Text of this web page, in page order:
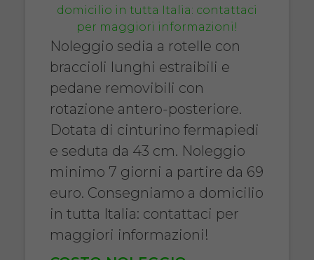
Noleggio sedia a rotelle con
braccioli lunghi estraibili e
pedane removibili con
rotazione antero-posteriore.
Dotata di cinturino fermapiedi
e seduta da 43 cm. Noleggio
minimo 7 giorni a partire da 69
euro. Consegniamo a domicilio
in tutta Italia: contattaci per
maggiori informazioni!